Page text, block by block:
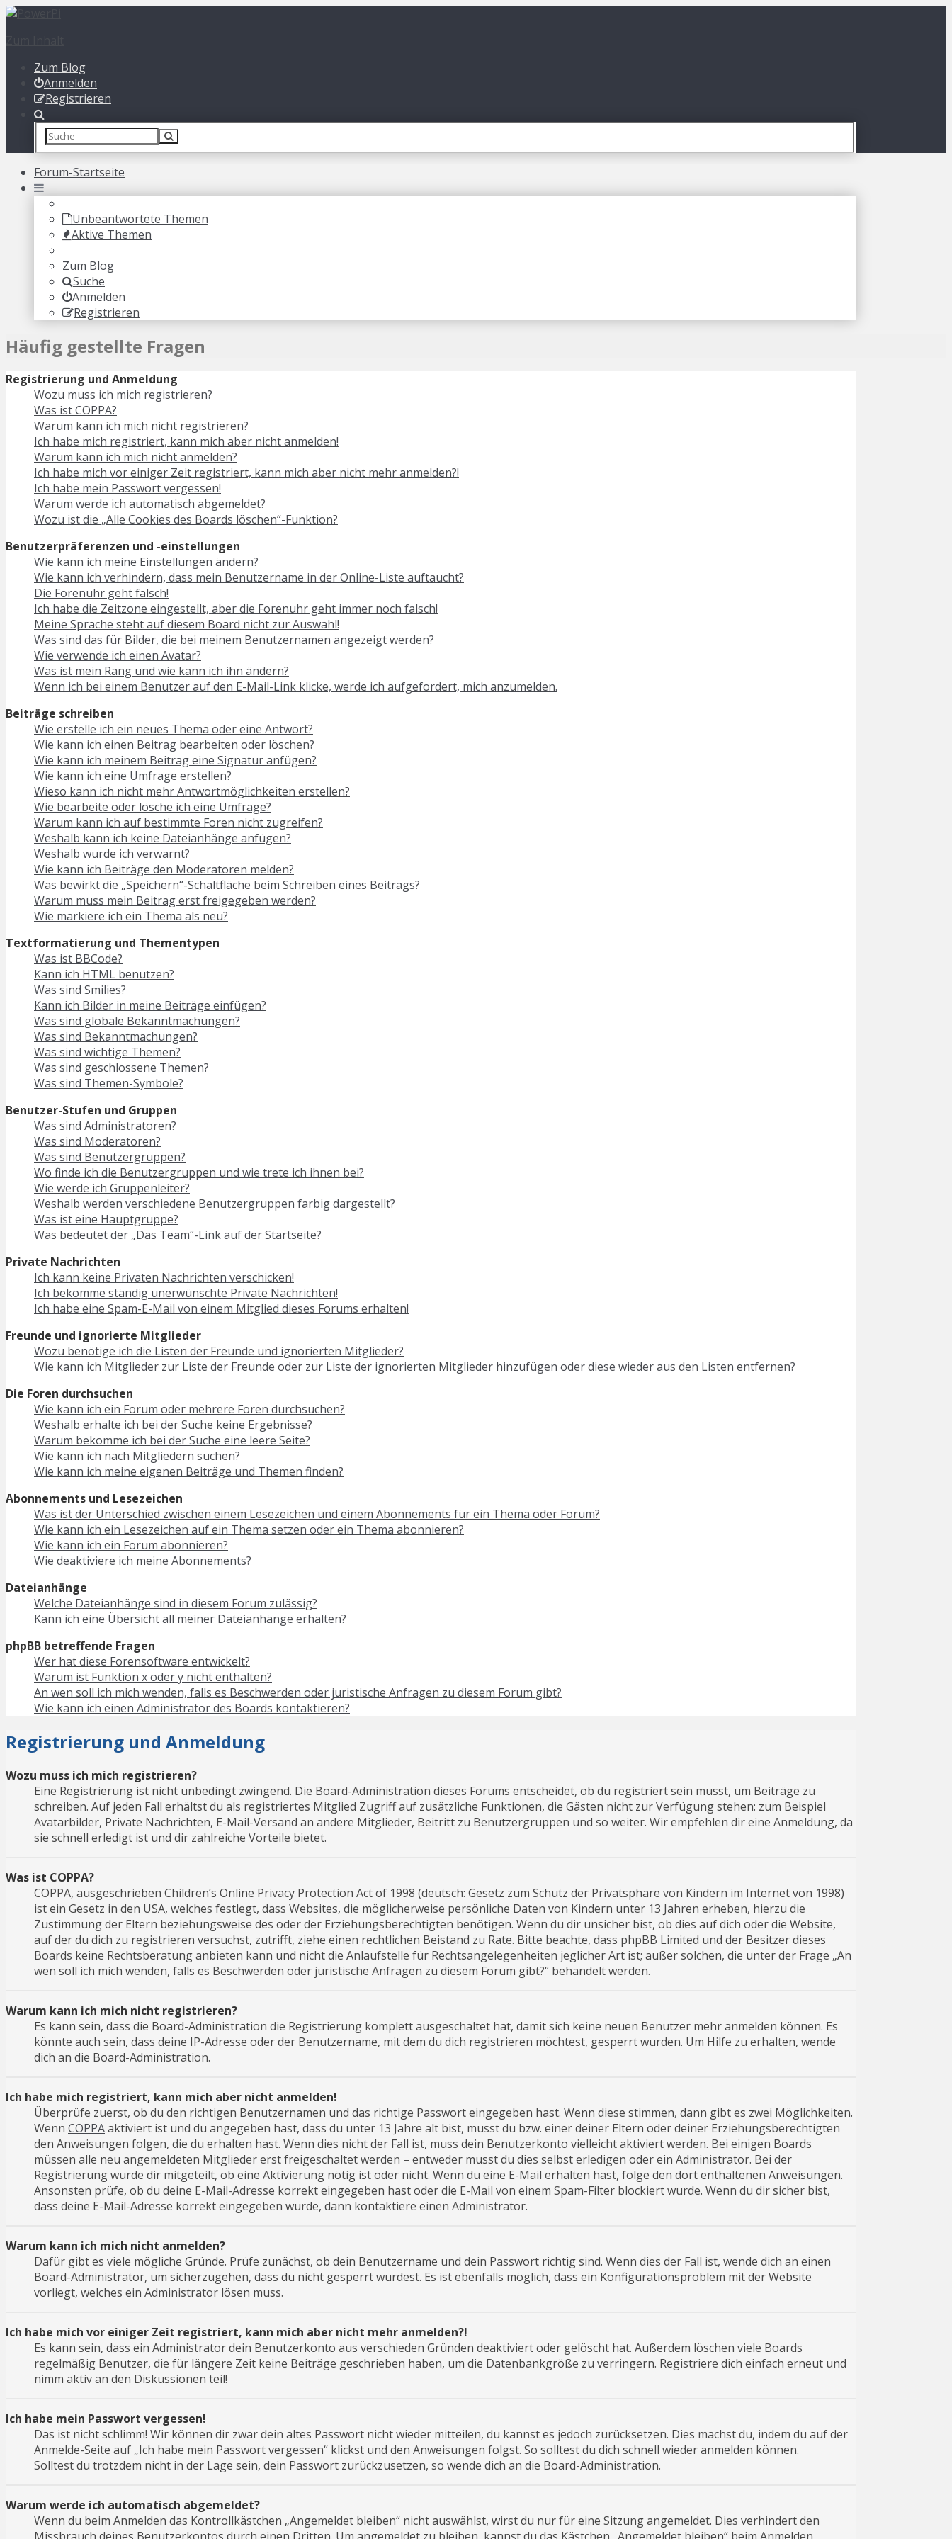
Zum Blog
Anmelden
Registrieren
Forum-Startseite
Unbeantwortete Themen
Aktive Themen
Zum Blog
Suche
Anmelden
Registrieren
Häufig gestellte Fragen
Registrierung und Anmeldung
Wozu muss ich mich registrieren?
Was ist COPPA?
Warum kann ich mich nicht registrieren?
Ich habe mich registriert, kann mich aber nicht anmelden!
Warum kann ich mich nicht anmelden?
Ich habe mich vor einiger Zeit registriert, kann mich aber nicht mehr anmelden?!
Ich habe mein Passwort vergessen!
Warum werde ich automatisch abgemeldet?
Wozu ist die „Alle Cookies des Boards löschen“-Funktion?
Benutzerpräferenzen und -einstellungen
Wie kann ich meine Einstellungen ändern?
Wie kann ich verhindern, dass mein Benutzername in der Online-Liste auftaucht?
Die Forenuhr geht falsch!
Ich habe die Zeitzone eingestellt, aber die Forenuhr geht immer noch falsch!
Meine Sprache steht auf diesem Board nicht zur Auswahl!
Was sind das für Bilder, die bei meinem Benutzernamen angezeigt werden?
Wie verwende ich einen Avatar?
Was ist mein Rang und wie kann ich ihn ändern?
Wenn ich bei einem Benutzer auf den E-Mail-Link klicke, werde ich aufgefordert, mich anzumelden.
Beiträge schreiben
Wie erstelle ich ein neues Thema oder eine Antwort?
Wie kann ich einen Beitrag bearbeiten oder löschen?
Wie kann ich meinem Beitrag eine Signatur anfügen?
Wie kann ich eine Umfrage erstellen?
Wieso kann ich nicht mehr Antwortmöglichkeiten erstellen?
Wie bearbeite oder lösche ich eine Umfrage?
Warum kann ich auf bestimmte Foren nicht zugreifen?
Weshalb kann ich keine Dateianhänge anfügen?
Weshalb wurde ich verwarnt?
Wie kann ich Beiträge den Moderatoren melden?
Was bewirkt die „Speichern“-Schaltfläche beim Schreiben eines Beitrags?
Warum muss mein Beitrag erst freigegeben werden?
Wie markiere ich ein Thema als neu?
Textformatierung und Thementypen
Was ist BBCode?
Kann ich HTML benutzen?
Was sind Smilies?
Kann ich Bilder in meine Beiträge einfügen?
Was sind globale Bekanntmachungen?
Was sind Bekanntmachungen?
Was sind wichtige Themen?
Was sind geschlossene Themen?
Was sind Themen-Symbole?
Benutzer-Stufen und Gruppen
Was sind Administratoren?
Was sind Moderatoren?
Was sind Benutzergruppen?
Wo finde ich die Benutzergruppen und wie trete ich ihnen bei?
Wie werde ich Gruppenleiter?
Weshalb werden verschiedene Benutzergruppen farbig dargestellt?
Was ist eine Hauptgruppe?
Was bedeutet der „Das Team“-Link auf der Startseite?
Private Nachrichten
Ich kann keine Privaten Nachrichten verschicken!
Ich bekomme ständig unerwünschte Private Nachrichten!
Ich habe eine Spam-E-Mail von einem Mitglied dieses Forums erhalten!
Freunde und ignorierte Mitglieder
Wozu benötige ich die Listen der Freunde und ignorierten Mitglieder?
Wie kann ich Mitglieder zur Liste der Freunde oder zur Liste der ignorierten Mitglieder hinzufügen oder diese wieder aus den Listen entfernen?
Die Foren durchsuchen
Wie kann ich ein Forum oder mehrere Foren durchsuchen?
Weshalb erhalte ich bei der Suche keine Ergebnisse?
Warum bekomme ich bei der Suche eine leere Seite?
Wie kann ich nach Mitgliedern suchen?
Wie kann ich meine eigenen Beiträge und Themen finden?
Abonnements und Lesezeichen
Was ist der Unterschied zwischen einem Lesezeichen und einem Abonnements für ein Thema oder Forum?
Wie kann ich ein Lesezeichen auf ein Thema setzen oder ein Thema abonnieren?
Wie kann ich ein Forum abonnieren?
Wie deaktiviere ich meine Abonnements?
Dateianhänge
Welche Dateianhänge sind in diesem Forum zulässig?
Kann ich eine Übersicht all meiner Dateianhänge erhalten?
phpBB betreffende Fragen
Wer hat diese Forensoftware entwickelt?
Warum ist Funktion x oder y nicht enthalten?
An wen soll ich mich wenden, falls es Beschwerden oder juristische Anfragen zu diesem Forum gibt?
Wie kann ich einen Administrator des Boards kontaktieren?
Registrierung und Anmeldung
Wozu muss ich mich registrieren?
Eine Registrierung ist nicht unbedingt zwingend. Die Board-Administration dieses Forums entscheidet, ob du registriert sein musst, um Beiträge zu
schreiben. Auf jeden Fall erhältst du als registriertes Mitglied Zugriff auf zusätzliche Funktionen, die Gästen nicht zur Verfügung stehen: zum Beispiel
Avatarbilder, Private Nachrichten, E-Mail-Versand an andere Mitglieder, Beitritt zu Benutzergruppen und so weiter. Wir empfehlen dir eine Anmeldung, da
sie schnell erledigt ist und dir zahlreiche Vorteile bietet.
Was ist COPPA?
COPPA, ausgeschrieben Children’s Online Privacy Protection Act of 1998 (deutsch: Gesetz zum Schutz der Privatsphäre von Kindern im Internet von 1998)
ist ein Gesetz in den USA, welches festlegt, dass Websites, die möglicherweise persönliche Daten von Kindern unter 13 Jahren erheben, hierzu die
Zustimmung der Eltern beziehungsweise des oder der Erziehungsberechtigten benötigen. Wenn du dir unsicher bist, ob dies auf dich oder die Website,
auf der du dich zu registrieren versuchst, zutrifft, ziehe einen rechtlichen Beistand zu Rate. Bitte beachte, dass phpBB Limited und der Besitzer dieses
Boards keine Rechtsberatung anbieten kann und nicht die Anlaufstelle für Rechtsangelegenheiten jeglicher Art ist; außer solchen, die unter der Frage „An
wen soll ich mich wenden, falls es Beschwerden oder juristische Anfragen zu diesem Forum gibt?“ behandelt werden.
Warum kann ich mich nicht registrieren?
Es kann sein, dass die Board-Administration die Registrierung komplett ausgeschaltet hat, damit sich keine neuen Benutzer mehr anmelden können. Es
könnte auch sein, dass deine IP-Adresse oder der Benutzername, mit dem du dich registrieren möchtest, gesperrt wurden. Um Hilfe zu erhalten, wende
dich an die Board-Administration.
Ich habe mich registriert, kann mich aber nicht anmelden!
Überprüfe zuerst, ob du den richtigen Benutzernamen und das richtige Passwort eingegeben hast. Wenn diese stimmen, dann gibt es zwei Möglichkeiten.
Wenn COPPAaktiviert ist und du angegeben hast, dass du unter 13 Jahre alt bist, musst du bzw. einer deiner Eltern oder deiner Erziehungsberechtigten
den Anweisungen folgen, die du erhalten hast. Wenn dies nicht der Fall ist, muss dein Benutzerkonto vielleicht aktiviert werden. Bei einigen Boards
müssen alle neu angemeldeten Mitglieder erst freigeschaltet werden – entweder musst du dies selbst erledigen oder ein Administrator. Bei der
Registrierung wurde dir mitgeteilt, ob eine Aktivierung nötig ist oder nicht. Wenn du eine E-Mail erhalten hast, folge den dort enthaltenen Anweisungen.
Ansonsten prüfe, ob du deine E-Mail-Adresse korrekt eingegeben hast oder die E-Mail von einem Spam-Filter blockiert wurde. Wenn du dir sicher bist,
dass deine E-Mail-Adresse korrekt eingegeben wurde, dann kontaktiere einen Administrator.
Warum kann ich mich nicht anmelden?
Dafür gibt es viele mögliche Gründe. Prüfe zunächst, ob dein Benutzername und dein Passwort richtig sind. Wenn dies der Fall ist, wende dich an einen
Board-Administrator, um sicherzugehen, dass du nicht gesperrt wurdest. Es ist ebenfalls möglich, dass ein Konfigurationsproblem mit der Website
vorliegt, welches ein Administrator lösen muss.
Ich habe mich vor einiger Zeit registriert, kann mich aber nicht mehr anmelden?!
Es kann sein, dass ein Administrator dein Benutzerkonto aus verschieden Gründen deaktiviert oder gelöscht hat. Außerdem löschen viele Boards
regelmäßig Benutzer, die für längere Zeit keine Beiträge geschrieben haben, um die Datenbankgröße zu verringern. Registriere dich einfach erneut und
nimm aktiv an den Diskussionen teil!
Ich habe mein Passwort vergessen!
Das ist nicht schlimm! Wir können dir zwar dein altes Passwort nicht wieder mitteilen, du kannst es jedoch zurücksetzen. Dies machst du, indem du auf der
Anmelde-Seite auf „Ich habe mein Passwort vergessen“ klickst und den Anweisungen folgst. So solltest du dich schnell wieder anmelden können.
Solltest du trotzdem nicht in der Lage sein, dein Passwort zurückzusetzen, so wende dich an die Board-Administration.
Warum werde ich automatisch abgemeldet?
Wenn du beim Anmelden das Kontrollkästchen „Angemeldet bleiben“ nicht auswählst, wirst du nur für eine Sitzung angemeldet. Dies verhindert den